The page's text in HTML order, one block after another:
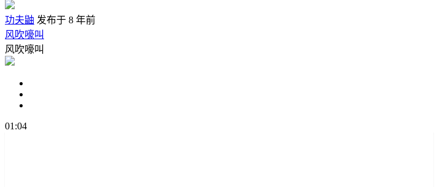
功夫鼬 发布于 8 年前
风吹嚎叫
风吹嚎叫
01:04